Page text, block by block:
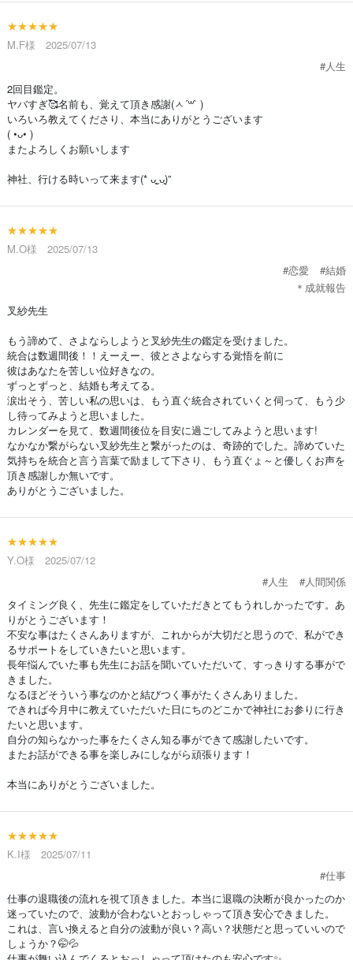
★★★★★
M.F様 2025/07/13
#人生
2回目鑑定。
ヤバすぎ🥰名前も、覚えて頂き感謝(ㅅ´꒳` )
いろいろ教えてくださり、本当にありがとうございます
( •ᴗ• )
またよろしくお願いします
神社、行ける時いって来ます(* ᴗ͈ˬᴗ͈)”
★★★★★
M.O様 2025/07/13
#恋愛
#結婚
＊成就報告
叉紗先生
もう諦めて、さよならしようと叉紗先生の鑑定を受けました。
統合は数週間後！！えーえー、彼とさよならする覚悟を前に
彼はあなたを苦しい位好きなの。
ずっとずっと、結婚も考えてる。
涙出そう、苦しい私の思いは、もう直ぐ統合されていくと伺って、もう少
し待ってみようと思いました。
カレンダーを見て、数週間後位を目安に過ごしてみようと思います!
なかなか繋がらない叉紗先生と繋がったのは、奇跡的でした。諦めていた
気持ちを統合と言う言葉で励まして下さり、もう直ぐょ～と優しくお声を
頂き感謝しか無いです。
ありがとうございました。
★★★★★
Y.O様 2025/07/12
#人生
#人間関係
タイミング良く、先生に鑑定をしていただきとてもうれしかったです。あ
りがとうございます！
不安な事はたくさんありますが、これからが大切だと思うので、私ができ
るサポートをしていきたいと思います。
長年悩んでいた事も先生にお話を聞いていただいて、すっきりする事がで
きました。
なるほどそういう事なのかと結びつく事がたくさんありました。
できれば今月中に教えていただいた日にちのどこかで神社にお参りに行き
たいと思います。
自分の知らなかった事をたくさん知る事ができて感謝したいです。
またお話ができる事を楽しみにしながら頑張ります！
本当にありがとうございました。
★★★★★
K.I様 2025/07/11
#仕事
仕事の退職後の流れを視て頂きました。本当に退職の決断が良かったのか
迷っていたので、波動が合わないとおっしゃって頂き安心できました。
これは、言い換えると自分の波動が良い？高い？状態だと思っていいので
しょうか？🤭💦